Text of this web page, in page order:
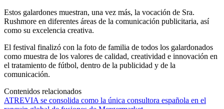
Estos galardones muestran, una vez más, la vocación de Sra.
Rushmore en diferentes áreas de la comunicación publicitaria, así
como su excelencia creativa.
El festival finalizó con la foto de familia de todos los galardonados
como muestra de los valores de calidad, creatividad e innovación en
el tratamiento de fútbol, dentro de la publicidad y de la
comunicación.
Contenidos relacionados
ATREVIA se consolida como la única consultora española en el